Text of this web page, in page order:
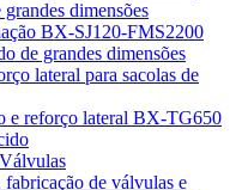
dimensões
BX-SJ120-FMS2200
de grandes dimensões
lateral para sacolas de
e reforço lateral BX-TG650
de válvulas e